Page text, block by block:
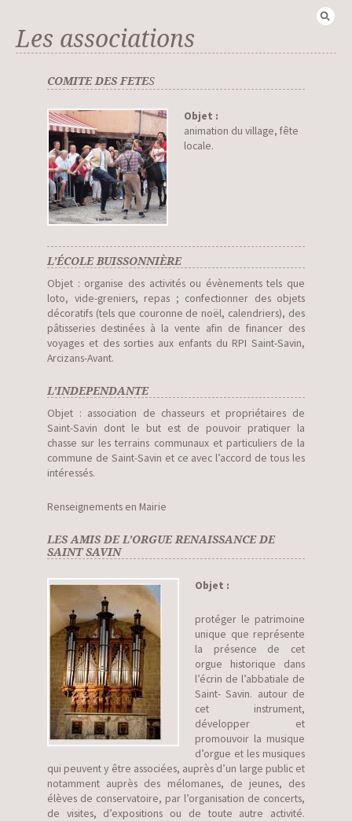
Les associations
COMITE DES FETES
Objet :
animation du village, fête
locale.
L’ÉCOLE BUISSONNIÈRE
Objet : organise des activités ou évènements tels que
loto, vide-greniers, repas ; confectionner des objets
décoratifs (tels que couronne de noël, calendriers), des
pâtisseries destinées à la vente afin de financer des
voyages et des sorties aux enfants du RPI Saint-Savin,
Arcizans-Avant.
L’INDEPENDANTE
Objet : association de chasseurs et propriétaires de
Saint-Savin dont le but est de pouvoir pratiquer la
chasse sur les terrains communaux et particuliers de la
commune de Saint-Savin et ce avec l’accord de tous les
intéressés.
Renseignements en Mairie
LES AMIS DE L’ORGUE RENAISSANCE DE
SAINT SAVIN
Objet :
protéger le patrimoine
unique que représente
la présence de cet
orgue historique dans
l’écrin de l’abbatiale de
Saint- Savin. autour de
cet instrument,
développer et
promouvoir la musique
d’orgue et les musiques
qui peuvent y être associées, auprès d’un large public et
notamment auprès des mélomanes, de jeunes, des
élèves de conservatoire, par l’organisation de concerts,
de visites, d’expositions ou de toute autre activité.